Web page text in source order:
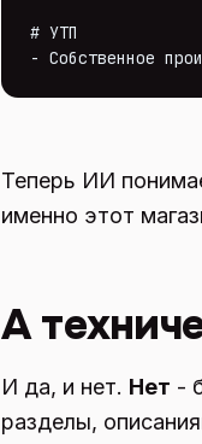
# УТП
- Собственное
Теперь ИИ
именно этот
А
И да, и нет. Нет -
разделы,